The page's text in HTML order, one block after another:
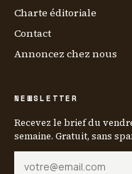
Charte éditoriale
Contact
Annoncez chez nous
NEWSLETTER
Recevez le brief du
semaine. Gratuit, sans